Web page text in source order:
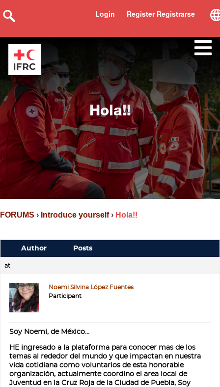
Register Registrarse
Login
Hola!!
FORUMS › Introduce yourself › Hola!!
Author Posts
at
Noemi Silvina López Fuentes
Participant
Soy Noemi, de México…
HE ingresado a la plataforma para conocer mas de los
temas al rededor del mundo y que impactan en nuestra
vida cotidiana como voluntarios de esta honorable
organización, actualmente coordino el area local de
Juventud en la Cruz Roja de la Ciudad de Puebla, Soy